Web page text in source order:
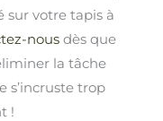
sur votre tapis à
nousdès que
la tâche
s’incruste trop
!